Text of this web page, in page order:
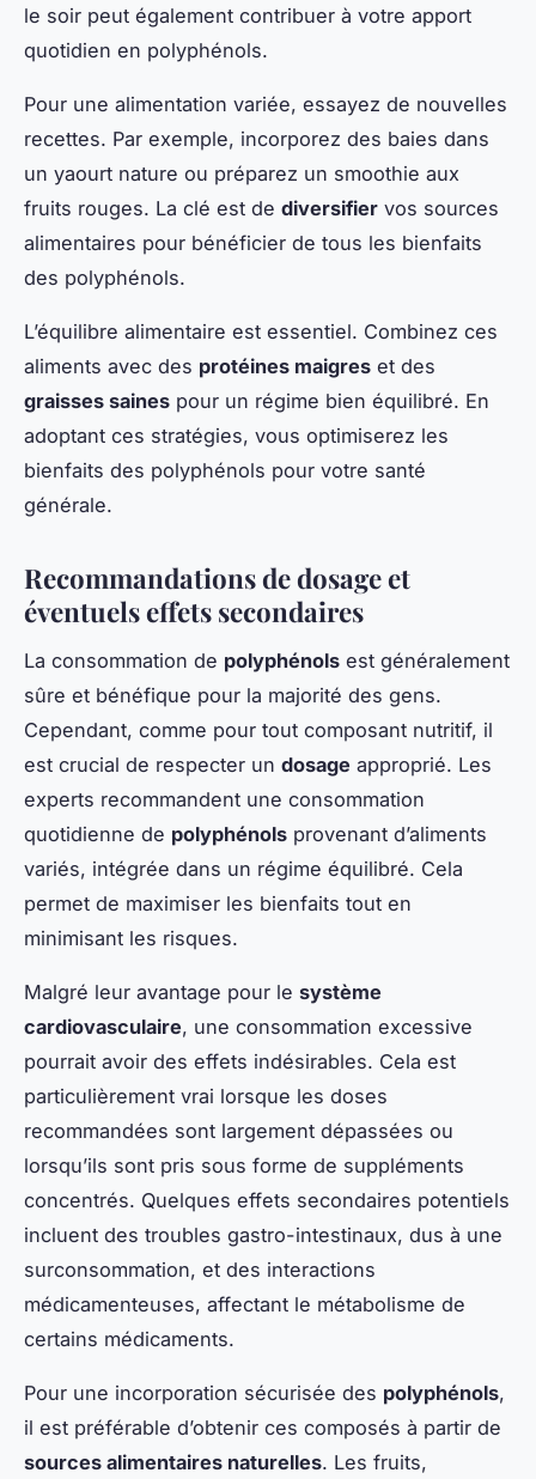
le soir peut également contribuer à votre apport
quotidien en polyphénols.
Pour une alimentation variée, essayez de nouvelles
recettes. Par exemple, incorporez des baies dans
un yaourt nature ou préparez un smoothie aux
fruits rouges. La clé est de diversifier vos sources
alimentaires pour bénéficier de tous les bienfaits
des polyphénols.
L’équilibre alimentaire est essentiel. Combinez ces
aliments avec des protéines maigres et des
graisses saines pour un régime bien équilibré. En
adoptant ces stratégies, vous optimiserez les
bienfaits des polyphénols pour votre santé
générale.
Recommandations de dosage et
éventuels effets secondaires
La consommation de polyphénols est généralement
sûre et bénéfique pour la majorité des gens.
Cependant, comme pour tout composant nutritif, il
est crucial de respecter un dosage approprié. Les
experts recommandent une consommation
quotidienne de polyphénols provenant d’aliments
variés, intégrée dans un régime équilibré. Cela
permet de maximiser les bienfaits tout en
minimisant les risques.
Malgré leur avantage pour le système
cardiovasculaire, une consommation excessive
pourrait avoir des effets indésirables. Cela est
particulièrement vrai lorsque les doses
recommandées sont largement dépassées ou
lorsqu’ils sont pris sous forme de suppléments
concentrés. Quelques effets secondaires potentiels
incluent des troubles gastro-intestinaux, dus à une
surconsommation, et des interactions
médicamenteuses, affectant le métabolisme de
certains médicaments.
Pour une incorporation sécurisée des polyphénols,
il est préférable d’obtenir ces composés à partir de
sources alimentaires naturelles. Les fruits,